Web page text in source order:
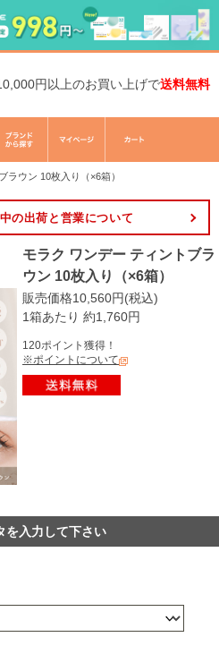
円以上のお買い上げで送料無料
ラウン 10枚入り（×6箱）
の出荷と営業について
モラク ワンデー ティントブラ
ウン 10枚入り（×6箱）
販売価格10,560円(税込)
1箱あたり 約1,760円
120ポイント獲得！
※ポイントについて
を入力して下さい